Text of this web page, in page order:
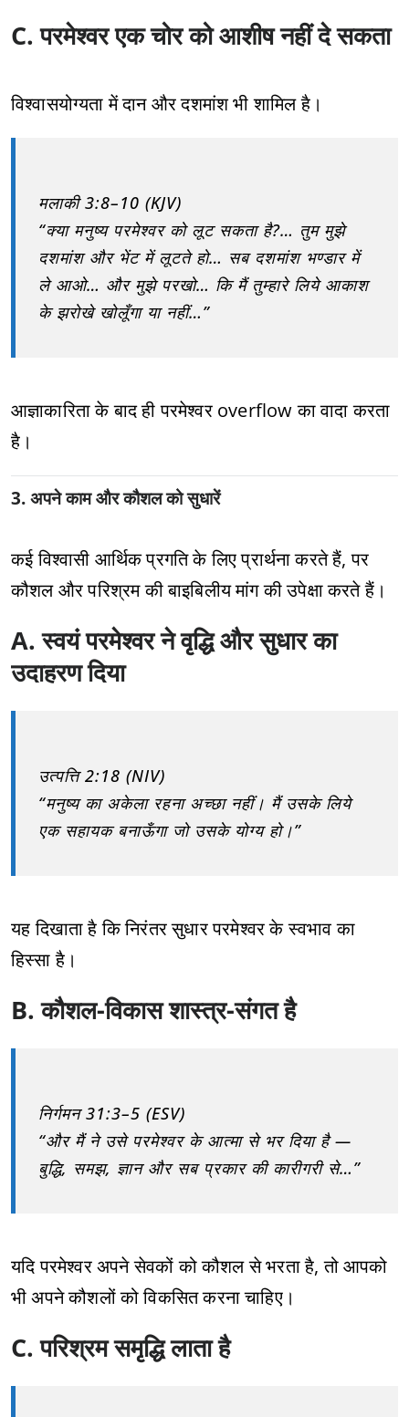
C. परमेश्वर एक चोर को आशीष नहीं दे सकता
विश्वासयोग्यता में दान और दशमांश भी शामिल है।
मलाकी 3:8–10 (KJV)
“क्या मनुष्य परमेश्वर को लूट सकता है?… तुम मुझे
दशमांश और भेंट में लूटते हो… सब दशमांश भण्डार में
ले आओ… और मुझे परखो… कि मैं तुम्हारे लिये आकाश
के झरोखे खोलूँगा या नहीं…”
आज्ञाकारिता के बाद ही परमेश्वर overflow का वादा करता
है।
3. अपने काम और कौशल को सुधारें
कई विश्वासी आर्थिक प्रगति के लिए प्रार्थना करते हैं, पर
कौशल और परिश्रम की बाइबिलीय मांग की उपेक्षा करते हैं।
A. स्वयं परमेश्वर ने वृद्धि और सुधार का
उदाहरण दिया
उत्पत्ति 2:18 (NIV)
“मनुष्य का अकेला रहना अच्छा नहीं। मैं उसके लिये
एक सहायक बनाऊँगा जो उसके योग्य हो।”
यह दिखाता है कि निरंतर सुधार परमेश्वर के स्वभाव का
हिस्सा है।
B. कौशल-विकास शास्त्र-संगत है
निर्गमन 31:3–5 (ESV)
“और मैं ने उसे परमेश्वर के आत्मा से भर दिया है —
बुद्धि, समझ, ज्ञान और सब प्रकार की कारीगरी से…”
यदि परमेश्वर अपने सेवकों को कौशल से भरता है, तो आपको
भी अपने कौशलों को विकसित करना चाहिए।
C. परिश्रम समृद्धि लाता है